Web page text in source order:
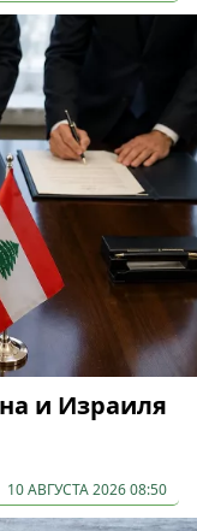
и Израиля
10 АВГУСТА 2026 08:50